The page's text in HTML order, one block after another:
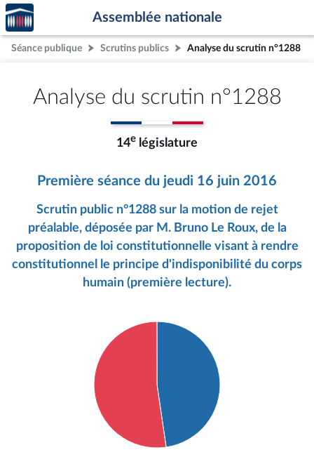
Aller au contenu
Aller en bas de la page
Accèder
à la
page
d'accueil
Assemblée nationale
Séance publique Scrutins publics Analyse du scrutin n°1288
Analyse du scrutin n°1288
14e législature
Première séance du jeudi 16 juin 2016
Scrutin public n°1288 sur la motion de rejet
préalable, déposée par M. Bruno Le Roux, de la
proposition de loi constitutionnelle visant à rendre
constitutionnel le principe d'indisponibilité du corps
humain (première lecture).